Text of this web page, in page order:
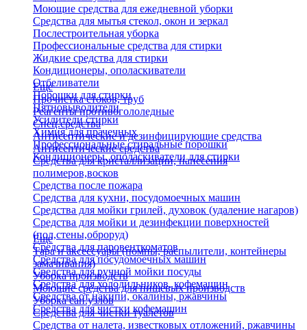
Моющие средства для ежедневной уборки
Средства для мытья стекол, окон и зеркал
Послестроительная уборка
Профессиональные средства для стирки
Жидкие средства для стирки
Кондиционеры, ополаскиватели
Отбеливатели
Порошки для стирки
Пятновыводители
Усилители стирки
Химия для прачечных
Профессиональные стиральные порошки
Кондиционеры, ополаскиватели для стирки
Еще
Прочистка стоков, труб
Реагенты противогололедные
Спец.средства
Антисептические и дезинфицирующие средства
Антисептические средства
Средства для кристаллизации, нанесения
полимеров,восков
Средства после пожара
Средства для кухни, посудомоечных машин
Средства для мойки грилей, духовок (удаление нагаров)
Средства для мойки и дезинфекции поверхностей
(пол,стены,оброруд)
Средства для паровенткоматов
Средства для посудомоечных машин
Средства для ручной мойки посуды
Средства для холодильников, кофемашин
Средства от накипи, окалины, ржавчины
Средства для чистки кофемашин
Еще
Тара и аксессуары (помпы, распылители, контейнеры
замачивания)
Уборка производств
Моющие средства для пищевых производств
Уборка сан.узлов
Средства для чистки туалетов
Средства от налета, известковых отложений, ржавчины